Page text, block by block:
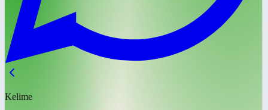
Kelime